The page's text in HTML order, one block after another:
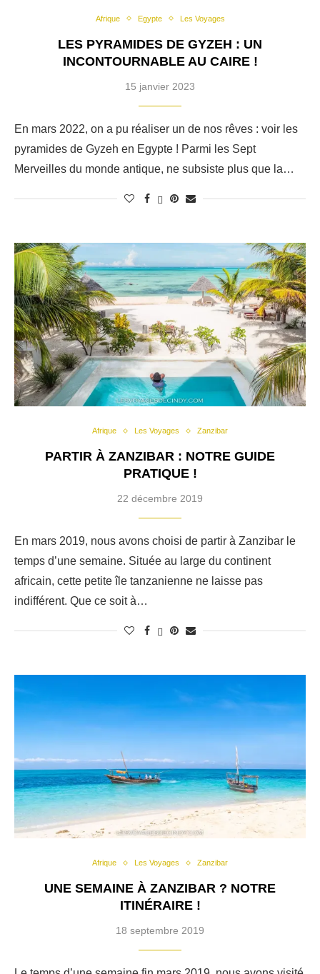
Afrique Egypte Les Voyages
LES PYRAMIDES DE GYZEH : UN
INCONTOURNABLE AU CAIRE !
15 janvier 2023
En mars 2022, on a pu réaliser un de nos rêves : voir les
pyramides de Gyzeh en Egypte ! Parmi les Sept
Merveilles du monde antique, ne subsiste plus que la…
Afrique Les Voyages Zanzibar
PARTIR À ZANZIBAR : NOTRE GUIDE
PRATIQUE !
22 décembre 2019
En mars 2019, nous avons choisi de partir à Zanzibar le
temps d’une semaine. Située au large du continent
africain, cette petite île tanzanienne ne laisse pas
indifférent. Que ce soit à…
Afrique Les Voyages Zanzibar
UNE SEMAINE À ZANZIBAR ? NOTRE
ITINÉRAIRE !
18 septembre 2019